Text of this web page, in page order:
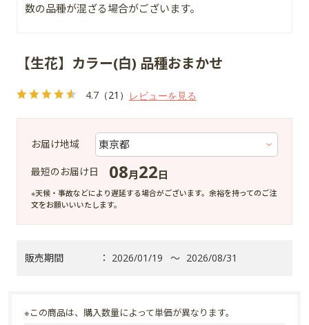
【生花】カラー(白) 品種おまかせ
お届け地域
最短のお届け日 08月22日
※天候・事故などにより遅延する場合がございます。余裕を持ってのご注
文をお願いいいたします。
数の品種が混ざる場合がございます。
販売期間 ： 2026/01/19 ～ 2026/08/31
※この商品は、購入数量によって単価が異なります。
4.7（21） レビューを見る